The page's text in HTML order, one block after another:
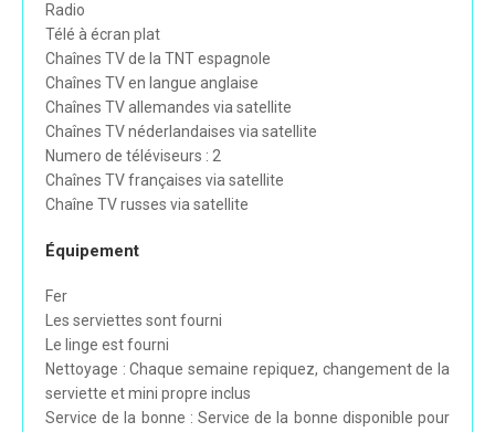
Radio
Télé à écran plat
Chaînes TV de la TNT espagnole
Chaînes TV en langue anglaise
Chaînes TV allemandes via satellite
Chaînes TV néderlandaises via satellite
Numero de téléviseurs : 2
Chaînes TV françaises via satellite
Chaîne TV russes via satellite
Équipement
Fer
Les serviettes sont fourni
Le linge est fourni
Nettoyage : Chaque semaine repiquez, changement de la
serviette et mini propre inclus
Service de la bonne : Service de la bonne disponible pour